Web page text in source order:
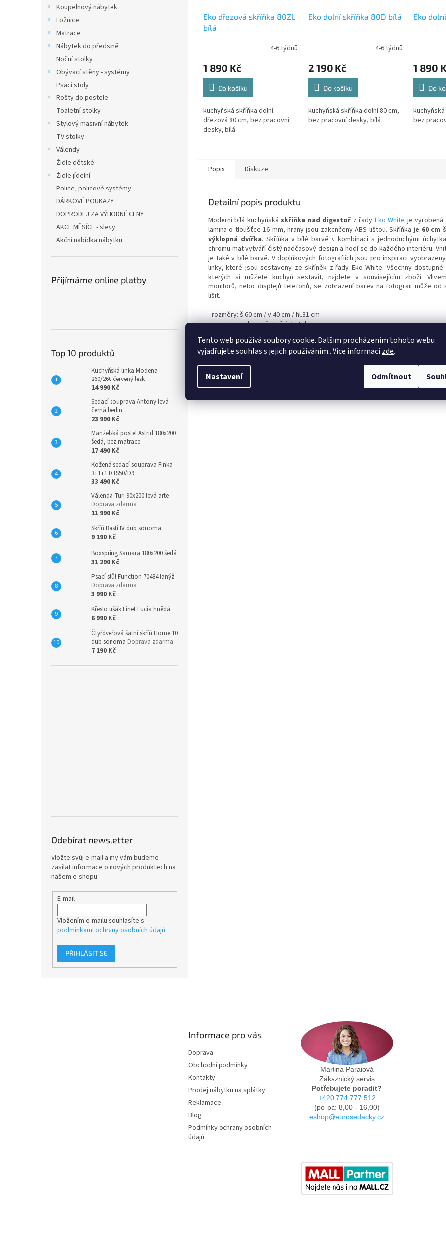
Tento web používá soubory cookie. Dalším procházením tohoto webu
vyjadřujete souhlas s jejich používáním.. Více informacízde.
Nastavení Odmítnout
Koupelnový nábytek
Ložnice
Matrace
Nábytek do předsíně
Noční stolky
Obývací stěny - systémy
Psací stoly
Rošty do postele
Toaletní stolky
Stylový masivní nábytek
TV stolky
Válendy
Židle dětské
Židle jídelní
Police, policové systémy
DÁRKOVÉ POUKAZY
DOPRODEJ ZA VÝHODNÉ CENY
AKCE MĚSÍCE - slevy
Akční nabídka nábytku
Přijímáme online platby
Top 10 produktů
Kuchyňská linka Modena
260/260 červený lesk
14 990 Kč
Sedací souprava Antony levá
černá berlin
23 990 Kč
Manželská postel Astrid 180x200
šedá, bez matrace
17 490 Kč
Kožená sedací souprava Finka
3+1+1 DTS50/D9
33 490 Kč
Válenda Turi 90x200 levá arte
Doprava zdarma
11 990 Kč
Skříň Basti IV dub sonoma
9 190 Kč
Boxspring Samara 180x200 šedá
31 290 Kč
Psací stůl Function 70484 lanýž
Doprava zdarma
3 990 Kč
Křeslo ušák Finet Lucia hnědá
6 990 Kč
Čtyřdveřová šatní skříň Home 10
dub sonoma Doprava zdarma
7 190 Kč
Odebírat newsletter
Vložte svůj e-mail a my vám budeme
zasílat informace o nových produktech na
našem e-shopu.
E-mail
Vložením e-mailu souhlasíte s
podmínkami ochrany osobních údajů
PŘIHLÁSIT SE
Eko dřezová skříňka 80ZL
bílá
4-6 týdnů
1 890 Kč
Do košíku
kuchyňská skříňka dolní
dřezová 80 cm, bez pracovní
desky, bílá
Eko dolní skříňka 80D bílá
4-6 týdnů
2 190 Kč
Do košíku
kuchyňská skříňka dolní 80 cm,
bez pracovní desky, bílá
Eko
1 890
Do
bez
Popis Diskuze
Detailní popis produktu
Moderní bílá kuchyňská skříňka nad digestoř z řady Eko Whiteje vyrobená
lamina o tloušťce 16 mm, hrany jsou zakončeny ABS lištou. Skříňkaje 60 cm
výklopná dvířka. Skříňka v bílé barvě v kombinaci s jednoduchými
chromu mat vytváří čistý nadčasový design a hodí se do každého interiéru.
je také v bílé barvě. V doplňkových fotografiích jsou pro inspiraci
linky, které jsou sestaveny ze skříněk z řady Eko White. Všechny dostupné
kterých si můžete kuchyň sestavit, najdete v souvisejícím zboží.
monitorů, nebo displejů telefonů, se zobrazení barev na fotograii může od
lišit.
- rozměry: š.60 cm / v.40 cm / hl.31 cm
- cena je uvedena včetně úchytek
spojovacích prvků
Informace pro vás
Doprava
Obchodní podmínky
Kontakty
Prodej nábytku na splátky
Reklamace
Blog
Podmínky ochrany osobních
údajů
Martina Paraiová
Zákaznický servis
Potřebujete poradit?
+420 774 777 512
(po-pá: 8,00 - 16,00)
eshop@eurosedacky.cz